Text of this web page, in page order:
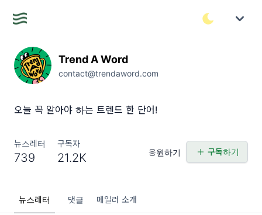
Trend A Word
contact@trendaword.com
오늘 꼭 알아야 하는 트렌드 한 단어!
뉴스레터
739
구독자
21.2K 응원하기 구독하기
뉴스레터 댓글 메일러 소개